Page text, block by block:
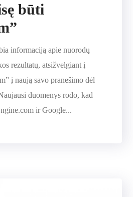
būti
informaciją apie nuorodų
rezultatų, atsižvelgiant į
į naują savo pranešimo dėl
duomenys rodo, kad
ir Google...